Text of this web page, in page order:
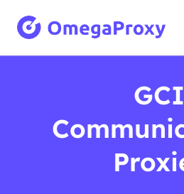
GCI